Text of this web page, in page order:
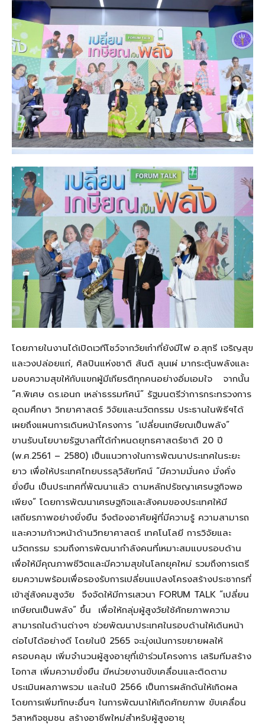
โดยภายในงานได้เปิดเวทีโชว์จากวัยเก๋าที่ยังมีไฟ อ.สุกรี เจริญสุข
และวงปล่อยแก่, ศิลปินแห่งชาติ สันติ ลุนเผ่ มากระตุ้นพลังและ
มอบความสุขให้กับแขกผู้มีเกียรติทุกคนอย่างอิ่มเอมใจ จากนั้น
“ศ.พิเศษ ดร.เอนก เหล่าธรรมทัศน์” รัฐมนตรีว่าการกระทรวงการ
อุดมศึกษา วิทยาศาสตร์ วิจัยและนวัตกรรม ประธานในพิธีฯได้
เผยถึงแผนการเดินหน้าโครงการ “เปลี่ยนเกษียณเป็นพลัง”
ขานรับนโยบายรัฐบาลที่ได้กำหนดยุทธศาสตร์ชาติ 20 ปี
(พ.ศ.2561 – 2580) เป็นแนวทางในการพัฒนาประเทศในระยะ
ยาว เพื่อให้ประเทศไทยบรรลุวิสัยทัศน์ “มีความมั่นคง มั่งคั่ง
ยั่งยืน เป็นประเทศที่พัฒนาแล้ว ตามหลักปรัชญาเศรษฐกิจพอ
เพียง” โดยการพัฒนาเศรษฐกิจและสังคมของประเทศให้มี
เสถียรภาพอย่างยั่งยืน จึงต้องอาศัยผู้ที่มีความรู้ ความสามารถ
และความก้าวหน้าด้านวิทยาศาสตร์ เทคโนโลยี การวิจัยและ
นวัตกรรม รวมถึงการพัฒนากำลังคนที่เหมาะสมแบบรอบด้าน
เพื่อให้มีคุณภาพชีวิตและมีความสุขในโลกยุคใหม่ รวมถึงการเตรี
ยมความพร้อมเพื่อรองรับการเปลี่ยนแปลงโครงสร้างประชากรที่
เข้าสู่สังคมสูงวัย จึงจัดให้มีการเสวนา FORUM TALK “เปลี่ยน
เกษียณเป็นพลัง” ขึ้น เพื่อให้กลุ่มผู้สูงวัยใช้ศักยภาพความ
สามารถในด้านต่างๆ ช่วยพัฒนาประเทศในรอบด้านให้เดินหน้า
ต่อไปได้อย่างดี โดยในปี 2565 จะมุ่งเน้นการขยายผลให้
ครอบคลุม เพิ่มจำนวนผู้สูงอายุที่เข้าร่วมโครงการ เสริมทีมสร้าง
โอกาส เพิ่มความยั่งยืน มีหน่วยงานขับเคลื่อนและติดตาม
ประเมินผลภาพรวม และในปี 2566 เป็นการผลักดันให้เกิดผล
โดยการเพิ่มทักษะอื่นๆ ในการพัฒนาให้เกิดศักยภาพ ขับเคลื่อน
วิสาหกิจชุมชน สร้างอาชีพใหม่สำหรับผู้สูงอายุ